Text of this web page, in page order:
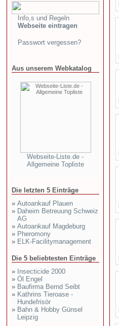
Info,s und Regeln
Webseite eintragen
Passwort vergessen?
Aus unserem Webkatalog
Webseite-Liste.de -
Allgemeine Topliste
Die letzten 5 Einträge
» Autoankauf Plauen
» Daheim Betreuung Schweiz
AG
» Autoankauf Magdeburg
» Pheromony
» ELK-Facilitymanagement
Die 5 beliebtesten Einträge
» Insecticide 2000
» Öl Engel
» Baufirma Bernd Seibt
» Kathrins Tieroase -
Hundefrisör
» Bahn & Hobby Günsel
Leipzig